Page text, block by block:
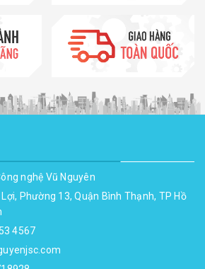
nghệ Vũ Nguyên
Phường 13, Quận Bình Thạnh, TP Hồ
4567